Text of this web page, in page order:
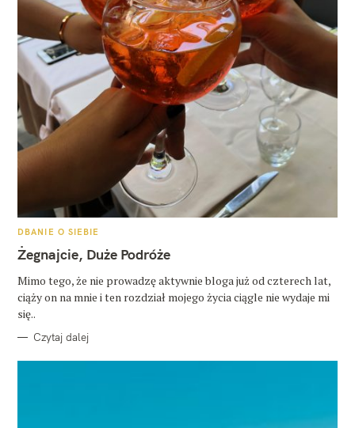
K
T
E
O
R
I
DBANIE O SIEBIE
Żegnajcie, Duże Podróże
Mimo tego, że nie prowadzę aktywnie bloga już od czterech lat,
ciąży on na mnie i ten rozdział mojego życia ciągle nie wydaje mi
się..
Czytaj dalej